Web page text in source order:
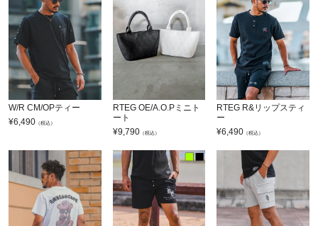
W/R CM/OPティー
¥6,490 （税込）
RTEG OE/A.O.Pミニト
ート
¥9,790（税込）
RTEG R&リップスティ
ー
¥6,490 （税込）